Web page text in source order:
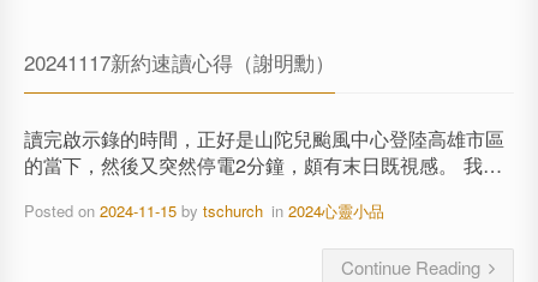
20241117新約速讀心得（謝明勳）
讀完啟示錄的時間，正好是山陀兒颱風中心登陸高雄市區
的當下，然後又突然停電2分鐘，頗有末日既視感。 我…
Posted on 2024-11-15 by tschurch in2024心靈小品
Continue Reading